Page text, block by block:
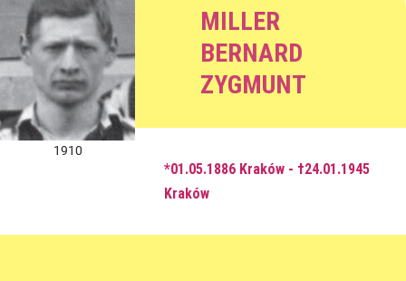
1910
MILLER
BERNARD
ZYGMUNT
*01.05.1886 Kraków - †24.01.1945
Kraków